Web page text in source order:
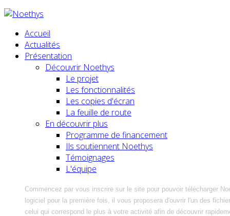
Accueil
Actualités
Présentation
Découvrir Noethys
Le projet
Les fonctionnalités
Les copies d'écran
La feuille de route
En découvrir plus
Programme de financement
Ils soutiennent Noethys
Témoignages
L'équipe
Commencez par vous inscrire sur le site pour pouvoir télécharger
logiciel pour la première fois, il vous proposera d'ouvrir l'un des
celui qui correspond le plus à votre activité afin de découvrir